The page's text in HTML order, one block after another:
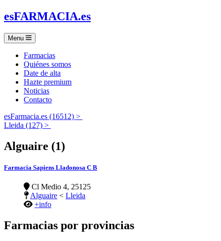
esFARMACIA.es
Menu
Farmacias
Quiénes somos
Date de alta
Hazte premium
Noticias
Contacto
esFarmacia.es (16512) >
Lleida (127) >
Alguaire (1)
Farmacia Sapiens Lladonosa C B
Cl Medio 4, 25125
Alguaire < Lleida
+info
Farmacias por provincias